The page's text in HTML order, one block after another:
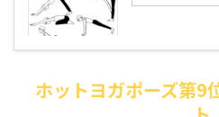
ホットヨガポーズ第9